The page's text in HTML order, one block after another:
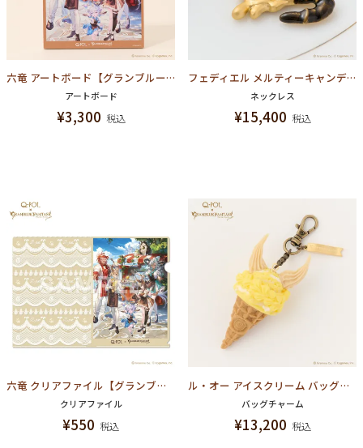
六竜 アートボード【グランブルーファンタジー コラボ】
アートボード
¥3,300 税込
フェディエル メルティーキャンディ ネックレス【グランブルーファンタジー コラボ】
ネックレス
¥15,400 税込
六竜 クリアファイル【グランブルーファンタジー コラボ】
クリアファイル
¥550 税込
ル・オー アイスクリーム バッグチャーム【グランブルーファンタジー コラボ】
バッグチャーム
¥13,200 税込